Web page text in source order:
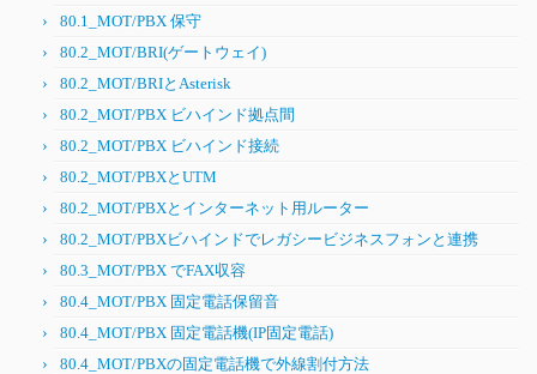
80.1_MOT/PBX 保守
80.2_MOT/BRI(ゲートウェイ)
80.2_MOT/BRIとAsterisk
80.2_MOT/PBX ビハインド拠点間
80.2_MOT/PBX ビハインド接続
80.2_MOT/PBXとUTM
80.2_MOT/PBXとインターネット用ルーター
80.2_MOT/PBXビハインドでレガシービジネスフォンと連携
80.3_MOT/PBX でFAX収容
80.4_MOT/PBX 固定電話保留音
80.4_MOT/PBX 固定電話機(IP固定電話)
80.4_MOT/PBXの固定電話機で外線割付方法